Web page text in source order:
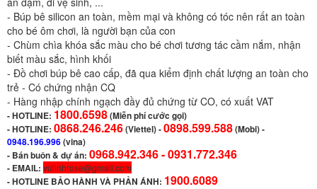
- Búp bê silicon an toàn, mềm mại và không có tóc nên rất an toàn
cho bé ôm chơi, là người bạn của con
- Chùm chìa khóa sắc màu cho bé chơi tương tác cầm nắm, nhận
biết màu sắc, hình khối
- Đồ chơi búp bê cao cấp, đã qua kiểm định chất lượng an toàn cho
trẻ - Có chứng nhận CQ
- Hàng nhập chính ngạch đầy đủ chứng từ CO, có xuất VAT
-HOTLINE: 1800.6598(Miễn phí cước gọi)
- HOTLINE: 0868.246.246(Viettel)-0898.599.588(Mobi) -
0948.196.996(vina)
- Bán buôn & dự án: 0968.942.346 -0931.772.346
- EMAIL: vulinhrose@gmail.com
-HOTLINE BẢO HÀNH VÀ PHẢN ÁNH: 1900.6089